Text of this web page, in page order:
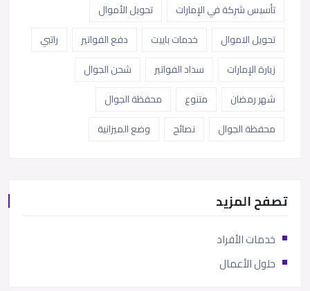
تأسيس شركة في الإمارات
تحويل الأموال
تحويل الاموال
خدمات باييت دفع الفواتير
راتبي
زيارة الإمارات
سداد الفواتير
شحن الجوال
شهر رمضان
متنوع
محفظة الجوال
محفظة الجوال
نصائح وضع الميزانية
تصفح المزيد
خدمات الأفراد
حلول الأعمال